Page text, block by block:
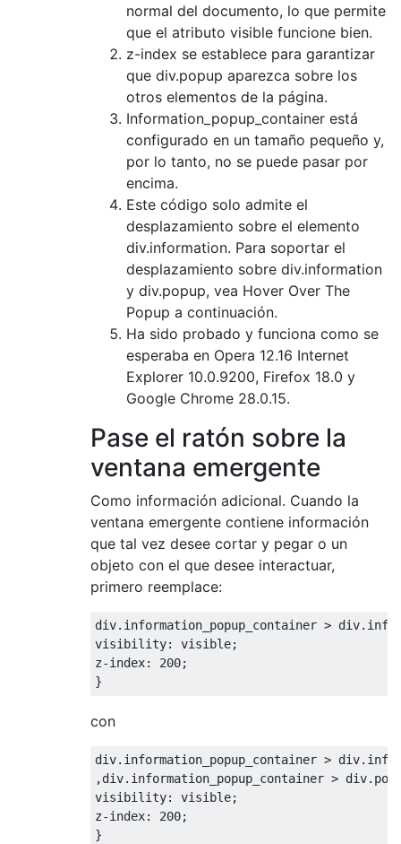
normal del documento, lo que permite
que el atributo visible funcione bien.
z-index se establece para garantizar
que div.popup aparezca sobre los
otros elementos de la página.
Information_popup_container está
configurado en un tamaño pequeño y,
por lo tanto, no se puede pasar por
encima.
Este código solo admite el
desplazamiento sobre el elemento
div.information. Para soportar el
desplazamiento sobre div.information
y div.popup, vea Hover Over The
Popup a continuación.
Ha sido probado y funciona como se
esperaba en Opera 12.16 Internet
Explorer 10.0.9200, Firefox 18.0 y
Google Chrome 28.0.15.
Pase el ratón sobre la
ventana emergente
Como información adicional. Cuando la
ventana emergente contiene información
que tal vez desee cortar y pegar o un
objeto con el que desee interactuar,
primero reemplace:
div. information_popup_container > div.
visibility: visible;
z-index: 200;
}
con
div. information_popup_container > div.
,div. information_popup_container > div.
visibility: visible;
z-index: 200;
}